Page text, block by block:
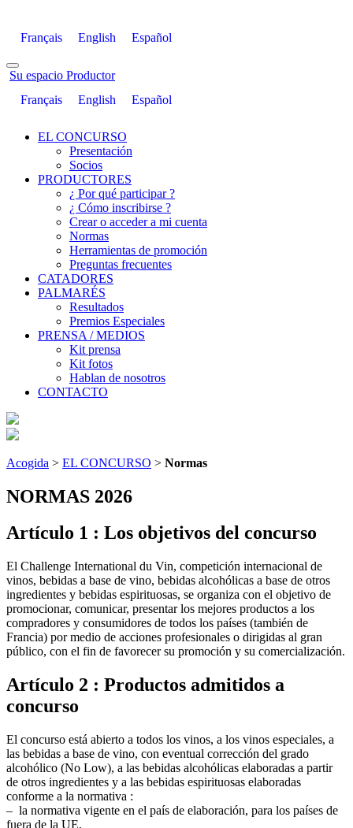
Français English Español
Su espacio Productor
Français
English Español
EL CONCURSO
Presentación
Socios
PRODUCTORES
¿ Por qué participar ?
¿ Cómo inscribirse ?
Crear o acceder a mi cuenta
Normas
Herramientas de promoción
Preguntas frecuentes
CATADORES
PALMARÉS
Resultados
Premios Especiales
PRENSA / MEDIOS
Kit prensa
Kit fotos
Hablan de nosotros
CONTACTO
Acogida > EL CONCURSO > Normas
NORMAS 2026
Artículo 1 : Los objetivos del concurso
El Challenge International du Vin, competición internacional de
vinos, bebidas a base de vino, bebidas alcohólicas a base de otros
ingredientes y bebidas espirituosas, se organiza con el objetivo de
promocionar, comunicar, presentar los mejores productos a los
compradores y consumidores de todos los países (también de
Francia) por medio de acciones profesionales o dirigidas al gran
público, con el fin de favorecer su promoción y su comercialización.
Artículo 2 : Productos admitidos a
concurso
El concurso está abierto a todos los vinos, a los vinos especiales, a
las bebidas a base de vino, con eventual corrección del grado
alcohólico (No Low), a las bebidas alcohólicas elaboradas a partir
de otros ingredientes y a las bebidas espirituosas elaboradas
conforme a la normativa :
– la normativa vigente en el país de elaboración, para los países de
fuera de la UE,